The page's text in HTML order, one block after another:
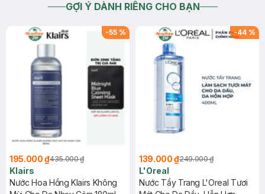
GỢI Ý DÀNH RIÊNG CHO BẠN
-55 %
195.000 ₫435.000 ₫
Klairs
Nước Hoa Hồng Klairs Không
-44 %
139.000 ₫249.000 ₫
L'Oreal
Nước Tẩy Trang L'Oreal Tươi